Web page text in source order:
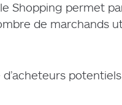
Shopping permet
de marchands